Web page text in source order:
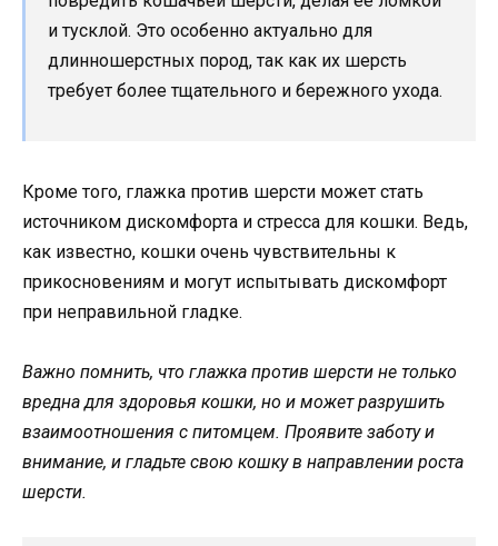
и тусклой. Это особенно актуально для
длинношерстных пород, так как их шерсть
требует более тщательного и бережного ухода.
Кроме того, глажка против шерсти может стать
источником дискомфорта и стресса для кошки. Ведь,
как известно, кошки очень чувствительны к
прикосновениям и могут испытывать дискомфорт
при неправильной гладке.
Важно помнить, что глажка против шерсти не только
вредна для здоровья кошки, но и может разрушить
взаимоотношения с питомцем. Проявите заботу и
внимание, и гладьте свою кошку в направлении роста
шерсти.